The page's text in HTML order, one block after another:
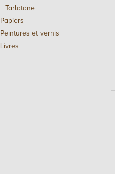
Tarlatane
Papiers
Peintures et vernis
Livres